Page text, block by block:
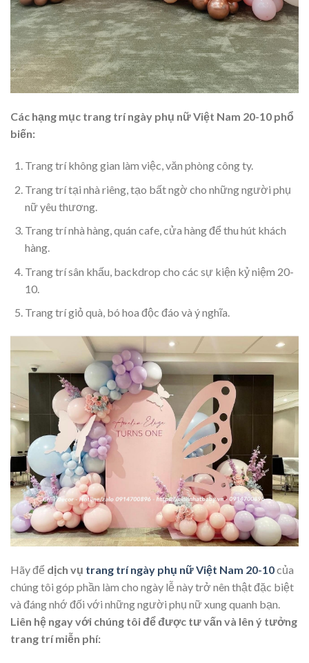
Các hạng mục trang trí ngày phụ nữ Việt Nam 20-10 phổ
biến:
Trang trí không gian làm việc, văn phòng công ty.
Trang trí tại nhà riêng, tạo bất ngờ cho những người phụ
nữ yêu thương.
Trang trí nhà hàng, quán cafe, cửa hàng để thu hút khách
hàng.
Trang trí sân khấu, backdrop cho các sự kiện kỷ niệm 20-
10.
Trang trí giỏ quà, bó hoa độc đáo và ý nghĩa.
Hãy để dịch vụ trang trí ngày phụ nữ Việt Nam 20-10của
chúng tôi góp phần làm cho ngày lễ này trở nên thật đặc biệt
và đáng nhớ đối với những người phụ nữ xung quanh bạn.
Liên hệ ngay với chúng tôi để được tư vấn và lên ý tưởng
trang trí miễn phí: